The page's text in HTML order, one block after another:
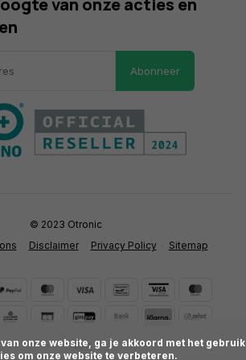
van onze acties en
Abonneer
Disclaimer Privacy Policy Sitemap
© 2023 Otronic
om onze website te verbeteren.